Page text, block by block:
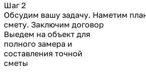
Шаг 2
Обсудим вашу задачу. Наметим
смету. Заключим договор
Выедем на объект для
полного замера и
составления точной
сметы